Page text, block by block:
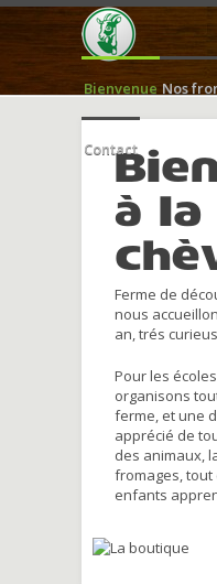
Bienvenue Nos
Contact
à la
Ferme de
nous
an, trés
Pour les
organisons
ferme, et une
apprécié de
des animaux,
fromages, tout
enfants